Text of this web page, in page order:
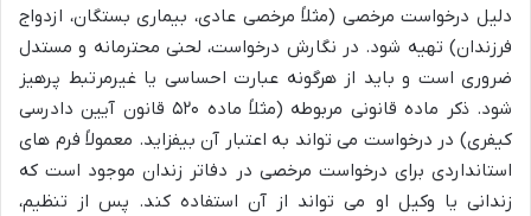
دلیل درخواست مرخصی (مثلاً مرخصی عادی، بیماری بستگان، ازدواج
فرزندان) تهیه شود. در نگارش درخواست، لحنی محترمانه و مستدل
ضروری است و باید از هرگونه عبارت احساسی یا غیرمرتبط پرهیز
شود. ذکر ماده قانونی مربوطه (مثلاً ماده ۵۲۰ قانون آیین دادرسی
کیفری) در درخواست می تواند به اعتبار آن بیفزاید. معمولاً فرم های
استانداردی برای درخواست مرخصی در دفاتر زندان موجود است که
زندانی یا وکیل او می تواند از آن استفاده کند. پس از تنظیم،